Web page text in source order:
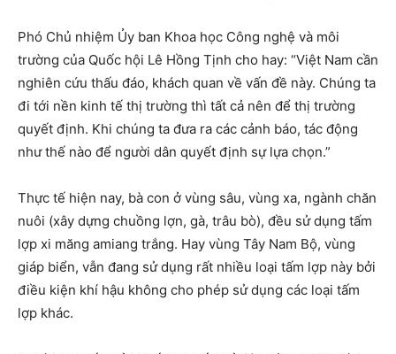
Phó Chủ nhiệm Ủy ban Khoa học Công nghệ và môi
trường của Quốc hội Lê Hồng Tịnh cho hay: “Việt Nam cần
nghiên cứu thấu đáo, khách quan về vấn đề này. Chúng ta
đi tới nền kinh tế thị trường thì tất cả nên để thị trường
quyết định. Khi chúng ta đưa ra các cảnh báo, tác động
như thế nào để người dân quyết định sự lựa chọn.”
Thực tế hiện nay, bà con ở vùng sâu, vùng xa, ngành chăn
nuôi (xây dựng chuồng lợn, gà, trâu bò), đều sử dụng tấm
lợp xi măng amiang trắng. Hay vùng Tây Nam Bộ, vùng
giáp biển, vẫn đang sử dụng rất nhiều loại tấm lợp này bởi
điều kiện khí hậu không cho phép sử dụng các loại tấm
lợp khác.